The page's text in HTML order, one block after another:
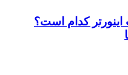
اینورتر کدام است؟